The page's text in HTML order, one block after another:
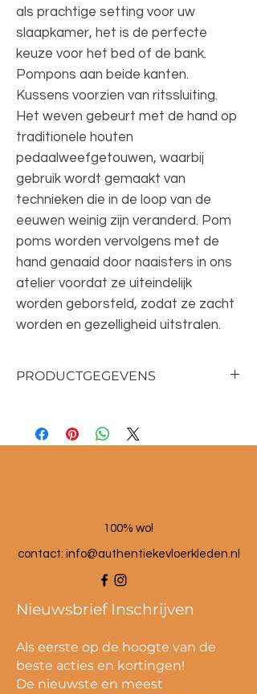
als prachtige setting voor uw
slaapkamer, het is de perfecte
keuze voor het bed of de bank.
Pompons aan beide kanten.
Kussens voorzien van ritssluiting.
Het weven gebeurt met de hand op
traditionele houten
pedaalweefgetouwen, waarbij
gebruik wordt gemaakt van
technieken die in de loop van de
eeuwen weinig zijn veranderd. Pom
poms worden vervolgens met de
hand genaaid door naaisters in ons
atelier voordat ze uiteindelijk
worden geborsteld, zodat ze zacht
worden en gezelligheid uitstralen.
PRODUCTGEGEVENS
Afmetingen: 185 x 290 cm
Kussens: 50x50 cm
100% wol
contact: info@authentiekevloerkleden.nl
Nieuwsbrief Inschrijven
Als eerste op de hoogte van de
beste acties en kortingen!
De nieuwste en meest